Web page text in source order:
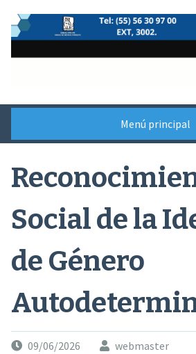
contenido
Menú principal
Social de la
de Género
09/06/2026 webmaster